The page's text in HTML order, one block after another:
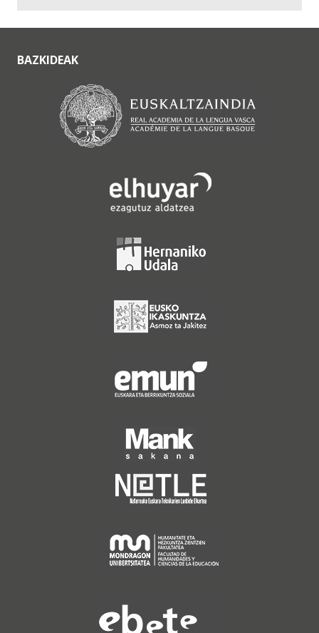
BAZKIDEAK